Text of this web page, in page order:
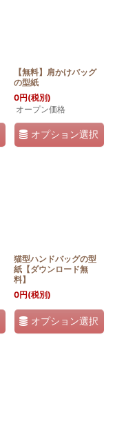
【無料】肩かけバッグ
の型紙
0円(税別)
オープン価格
オプション選択
猫型ハンドバッグの型
紙【ダウンロード無
料】
0円(税別)
オプション選択